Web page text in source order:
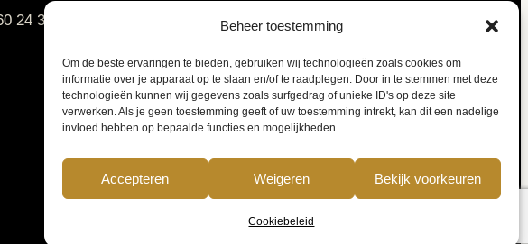
Beheer toestemming
Om de beste ervaringen te bieden, gebruiken wij technologieën zoals cookies om
informatie over je apparaat op te slaan en/of te raadplegen. Door in te stemmen met deze
technologieën kunnen wij gegevens zoals surfgedrag of unieke ID's op deze site
verwerken. Als je geen toestemming geeft of uw toestemming intrekt, kan dit een nadelige
invloed hebben op bepaalde functies en mogelijkheden.
Accepteren Weigeren Bekijk voorkeuren
Cookiebeleid
24 30
Webdesign door Meereurosonline.nl